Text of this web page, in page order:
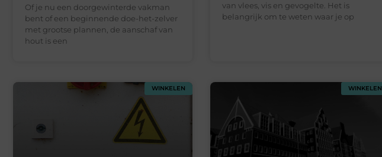
Of je nu een doorgewinterde vakman
bent of een beginnende doe-het-zelver
met grootse plannen, de aanschaf van
hout is een
van vlees, vis en gevogelte. Het is
belangrijk om te weten waar je op
WINKELEN WINKELEN